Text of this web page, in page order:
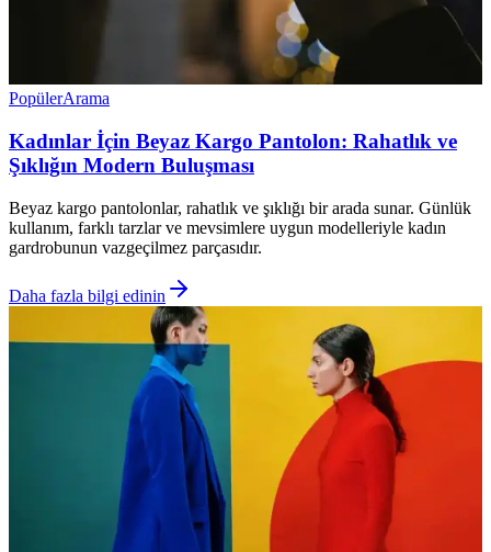
PopülerArama
Kadınlar İçin Beyaz Kargo Pantolon: Rahatlık ve
Şıklığın Modern Buluşması
Beyaz kargo pantolonlar, rahatlık ve şıklığı bir arada sunar. Günlük
kullanım, farklı tarzlar ve mevsimlere uygun modelleriyle kadın
gardrobunun vazgeçilmez parçasıdır.
Daha fazla bilgi edinin